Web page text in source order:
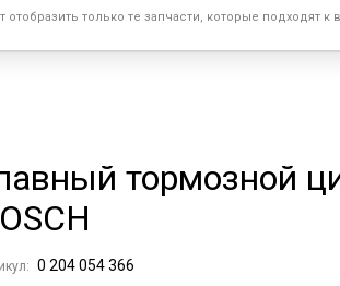
отобразить только те запчасти, которые подходят
тормозной
0 204 054 366